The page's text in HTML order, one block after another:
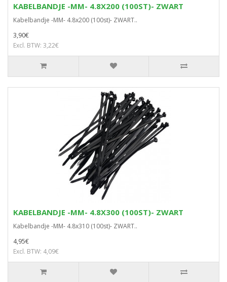
KABELBANDJE -MM- 4.8X200 (100ST)- ZWART
Kabelbandje -MM- 4.8x200 (100st)- ZWART..
3,90€
Excl. BTW: 3,22€
KABELBANDJE -MM- 4.8X300 (100ST)- ZWART
Kabelbandje -MM- 4.8x310 (100st)- ZWART..
4,95€
Excl. BTW: 4,09€